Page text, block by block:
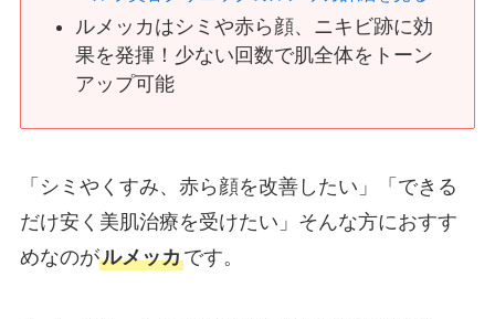
ルメッカはシミや赤ら顔、ニキビ跡に効
果を発揮！少ない回数で肌全体をトーン
アップ可能
「シミやくすみ、赤ら顔を改善したい」「できる
だけ安く美肌治療を受けたい」そんな方におすす
めなのがルメッカです。